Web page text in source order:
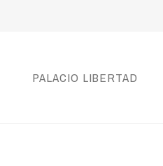
PALACIO LIBERTAD